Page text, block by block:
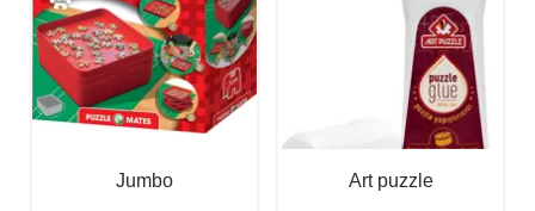
Jumbo Art puzzle